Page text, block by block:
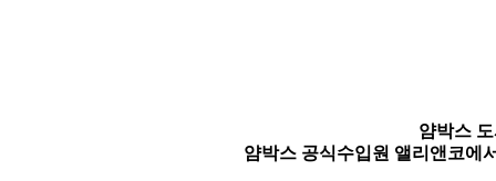
얌박스
얌박스 공식수입원 앨리앤코에